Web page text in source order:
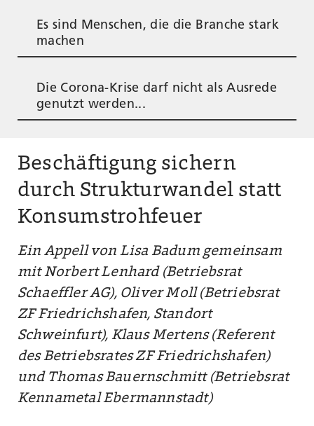
Es sind Menschen, die die Branche stark
machen
Die Corona-Krise darf nicht als Ausrede
genutzt werden...
Beschäftigung sichern
durch Strukturwandel statt
Konsumstrohfeuer
Ein Appell von Lisa Badum gemeinsam
mit Norbert Lenhard (Betriebsrat
Schaeffler AG), Oliver Moll (Betriebsrat
ZF Friedrichshafen, Standort
Schweinfurt), Klaus Mertens (Referent
des Betriebsrates ZF Friedrichshafen)
und Thomas Bauernschmitt (Betriebsrat
Kennametal Ebermannstadt)